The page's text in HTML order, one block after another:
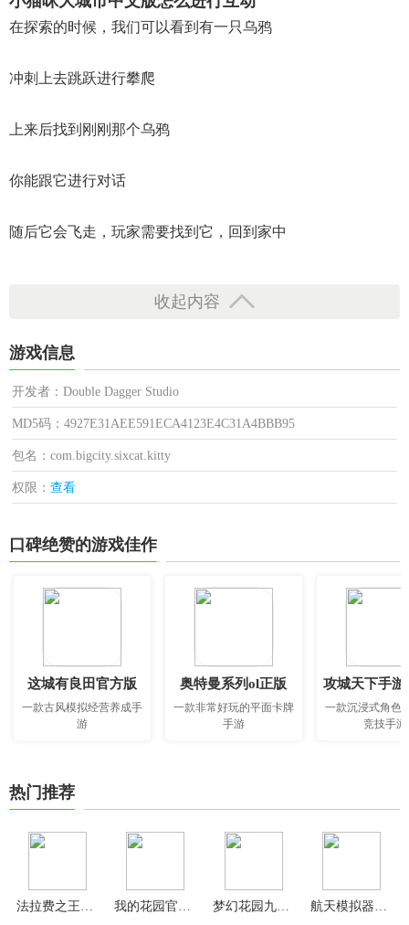
在探索的时候，我们可以看到有一只乌鸦
冲刺上去跳跃进行攀爬
上来后找到刚刚那个乌鸦
你能跟它进行对话
随后它会飞走，玩家需要找到它，回到家中
收起内容
游戏信息
开发者：Double Dagger Studio
MD5码：4927E31AEE591ECA4123E4C31A4BBB95
包名：com.bigcity.sixcat.kitty
权限：查看
口碑绝赞的游戏佳作
这城有良田官方版
一款古风模拟经营养成手
游
奥特曼系列ol正版
一款非常好玩的平面卡牌
手游
攻城天下手游
一款沉浸式角色
竞技手游
热门推荐
梦幻花园九游版